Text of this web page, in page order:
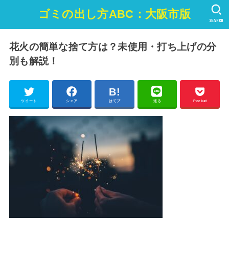
ゴミの出し方ABC：大阪市版 SEARCH
花火の簡単な捨て方は？未使用・打ち上げの分
別も解説！
ツイート シェア はてブ 送る Pocket